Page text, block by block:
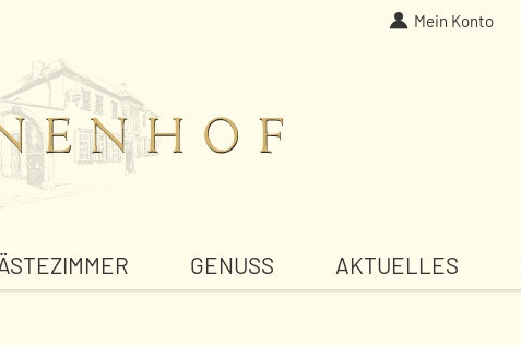
Mein Konto
GENUSS AKTUELLES